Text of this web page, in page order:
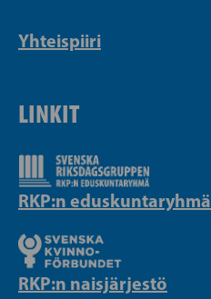
Yhteispiiri
LINKIT
RKP:n eduskuntaryhmä
RKP:n naisjärjestö